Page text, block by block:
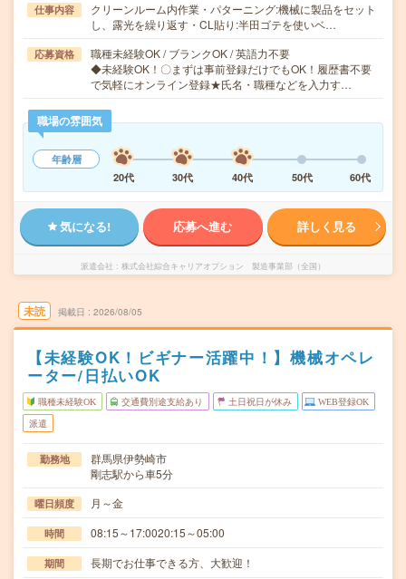
仕事内容
クリーンルーム内作業・パターニング:機械に製品をセット
し、露光を繰り返す・CL貼り:半田ゴテを使いベ…
応募資格
職種未経験OK / ブランクOK / 英語力不要
◆未経験OK！〇まずは事前登録だけでもOK！履歴書不要
で気軽にオンライン登録★氏名・職種などを入力す…
職場の雰囲気
年齢層
20代
30代 40代 50代 60代
気になる! 応募へ進む 詳しく見る
派遣会社 株式会社綜合キャリアオプション 製造事業部（全国）
未読 掲載日 2026/08/05
【未経験OK！ビギナー活躍中！】機械オペレ
ーター/日払いOK
職種未経験OK 交通費別途支給あり 土日祝日が休み WEB登録OK
派遣
勤務地
群馬県伊勢崎市
剛志駅から車5分
曜日頻度 月～金
時間 08:15～17:0020:15～05:00
期間 長期でお仕事できる方、大歓迎！